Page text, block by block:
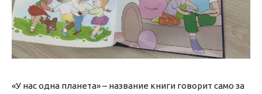
«У нас одна планета» – название книги говорит само за